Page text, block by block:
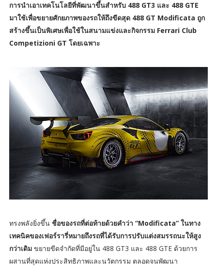
การนำเอาเทคโนโลยีที่พัฒนาขึ้นสำหรับ 488 GT3 และ 488 GTE
มาใช้เพื่อขยายศักยภาพของรถให้ถึงขีดสุด 488 GT Modificata ถูก
สร้างขึ้นเป็นพิเศษเพื่อใช้ในสนามแข่งและกิจกรรม Ferrari Club
Competizioni GT โดยเฉพาะ
ทรงพลังยิ่งขึ้น ชื่อของรถที่ต่อท้ายด้วยคำว่า “Modificata” ในทาง
เทคนิคของเฟอร์รารี่หมายถึงรถที่ได้รับการปรับแต่งสมรรถนะให้สูง
กว่าเดิมขยายขีดจำกัดที่มีอยู่ใน 488 GT3 และ 488 GTE ด้วยการ
ผสานที่สุดแห่งประสิทธิภาพและนวัตกรรม ตลอดจนพัฒนา